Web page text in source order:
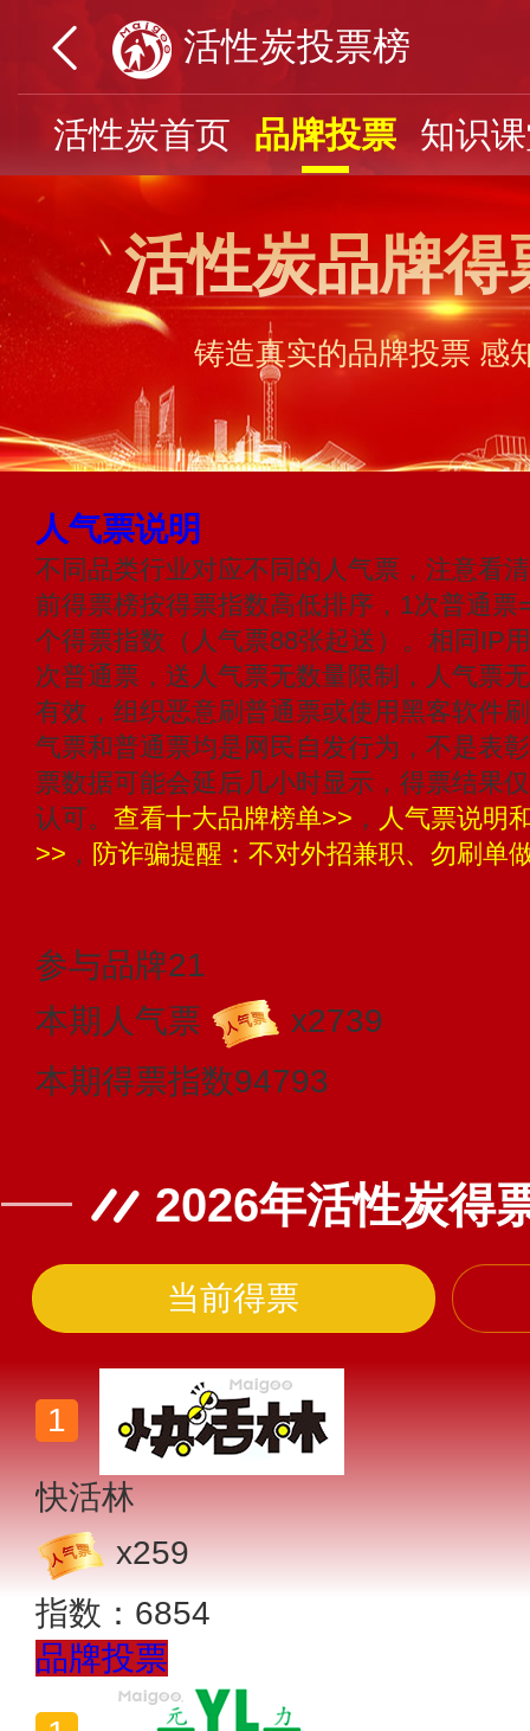
活性炭投票榜
活性炭首页 品牌投票 知识
活性炭品牌得
铸造真实的品牌投票 感
人气票说明
不同品类行业对应不同的人气票，注意看
前得票榜按得票指数高低排序，1次普通
个得票指数（人气票88张起送）。相同IP
次普通票，送人气票无数量限制，人气票
有效，组织恶意刷普通票或使用黑客软件
气票和普通票均是网民自发行为，不是表
票数据可能会延后几小时显示，得票结果
认可。 查看十大品牌榜单>> ， 人气票说明
>> ， 防诈骗提醒：不对外招兼职、勿刷单
参与品牌21
本期人气票
x2739
本期得票指数94793
2026年活性炭得
当前得票
快活林
x259
指数： 6854
品牌投票